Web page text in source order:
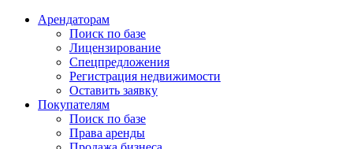
Арендаторам
Поиск по базе
Лицензирование
Спецпредложения
Регистрация недвижимости
Оставить заявку
Покупателям
Поиск по базе
Права аренды